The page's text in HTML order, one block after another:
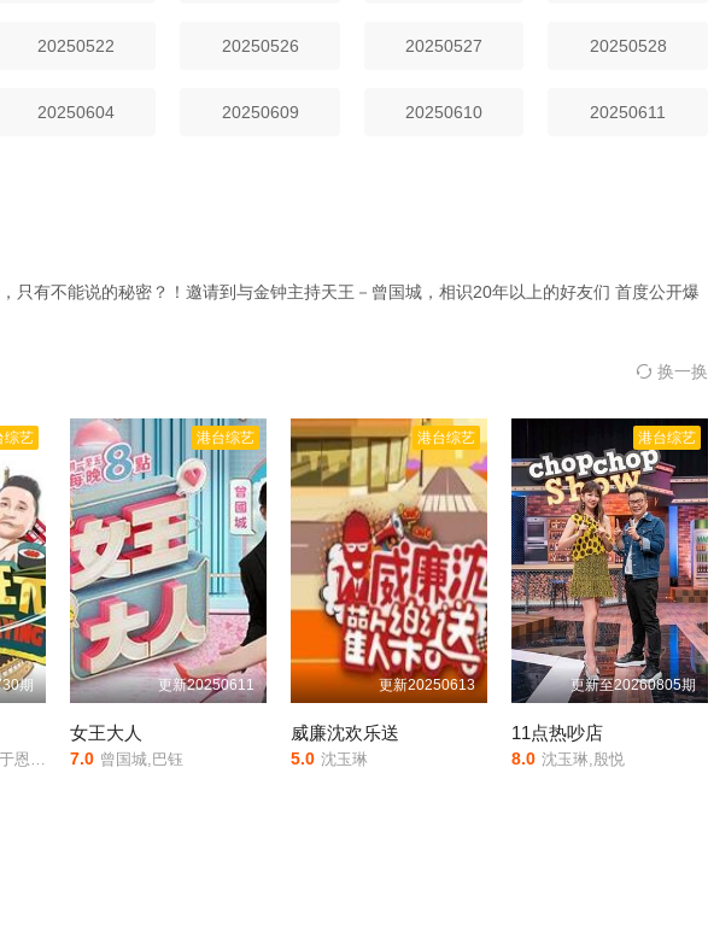
20250522 20250526 20250527 20250528
20250604 20250609 20250610 20250611
只有不能说的秘密？！邀请到与金钟主持天王－曾国城，相识20年以上的好友们 首度公开爆
换一换
综艺
期
玛利亚
港台综艺
更新20250611
女王大人
7.0 曾国城,巴钰
港台综艺
更新20250613
威廉沈欢乐送
5.0 沈玉琳
港台综艺
更新至20260805期
11点热吵店
8.0 沈玉琳,殷悦